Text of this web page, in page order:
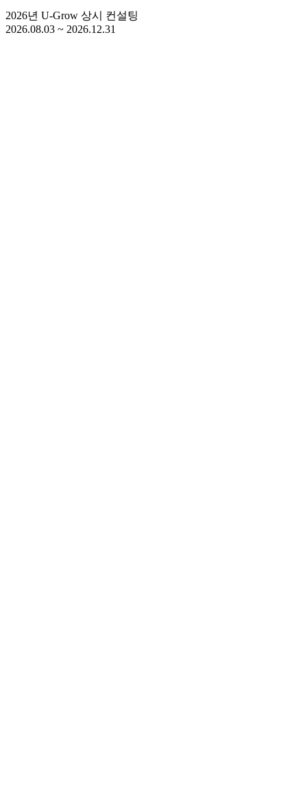
2026년 U-Grow 상시 컨설팅
2026.08.03 ~ 2026.12.31